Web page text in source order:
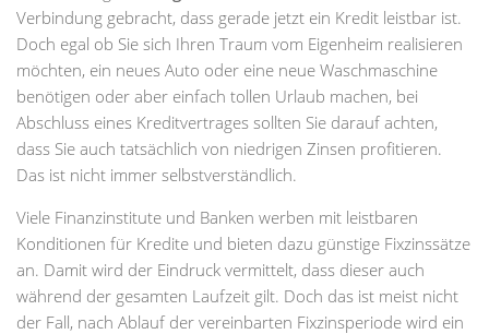
Verbindung gebracht, dass gerade jetzt ein Kredit leistbar ist.
Doch egal ob Sie sich Ihren Traum vom Eigenheim realisieren
möchten, ein neues Auto oder eine neue Waschmaschine
benötigen oder aber einfach tollen Urlaub machen, bei
Abschluss eines Kreditvertrages sollten Sie darauf achten,
dass Sie auch tatsächlich von niedrigen Zinsen profitieren.
Das ist nicht immer selbstverständlich.
Viele Finanzinstitute und Banken werben mit leistbaren
Konditionen für Kredite und bieten dazu günstige Fixzinssätze
an. Damit wird der Eindruck vermittelt, dass dieser auch
während der gesamten Laufzeit gilt. Doch das ist meist nicht
der Fall, nach Ablauf der vereinbarten Fixzinsperiode wird ein